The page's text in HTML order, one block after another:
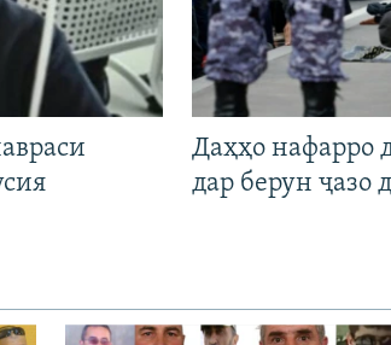
Даҳҳо нафарро
дар берун ҷазо